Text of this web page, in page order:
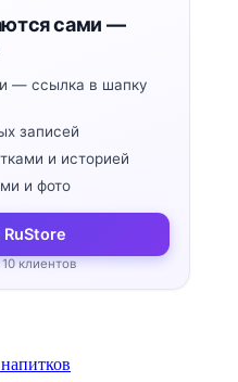
сами —
— ссылка в шапку
записей
и историей
и фото
RuStore
клиентов